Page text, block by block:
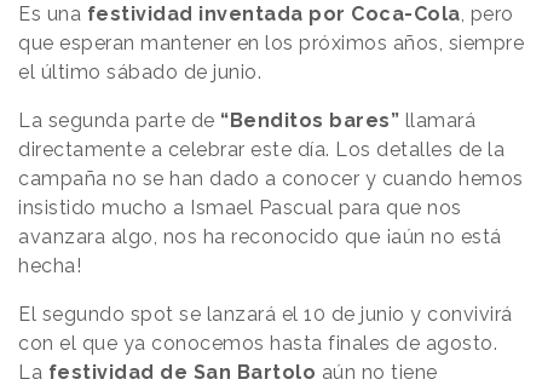
Es una festividad inventada por Coca-Cola , pero
que esperan mantener en los próximos años, siempre
el último sábado de junio.
La segunda parte de “Benditos bares” llamará
directamente a celebrar este día. Los detalles de la
campaña no se han dado a conocer y cuando hemos
insistido mucho a Ismael Pascual para que nos
avanzara algo, nos ha reconocido que ¡aún no está
hecha!
El segundo spot se lanzará el 10 de junio y convivirá
con el que ya conocemos hasta finales de agosto.
La festividad de San Bartolo aún no tiene